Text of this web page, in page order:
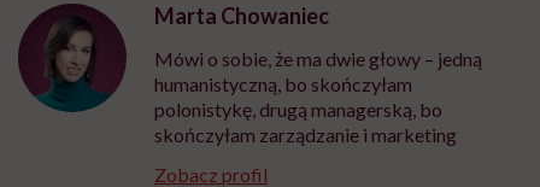
Marta Chowaniec
Mówi o sobie, że ma dwie głowy – jedną
humanistyczną, bo skończyłam
polonistykę, drugą managerską, bo
skończyłam zarządzanie i marketing
Zobacz profil